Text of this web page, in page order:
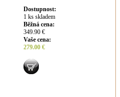
Dostupnost:
1 ks skladem
Běžná cena:
349.90 €
Vaše cena:
279.00 €